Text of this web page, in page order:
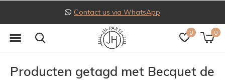
0 0
Contact us via WhatsApp
Producten getagd met Becquet de